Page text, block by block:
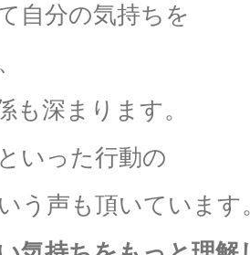
自分の気持ちを
も深まります。
いった行動の
う声も頂いています